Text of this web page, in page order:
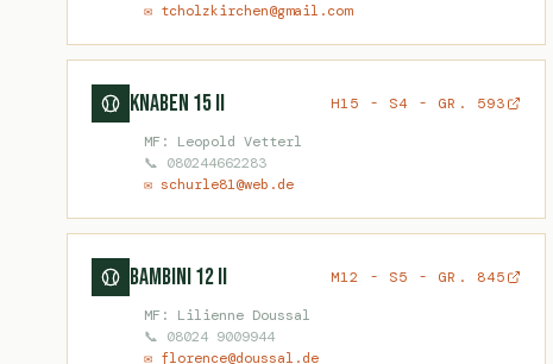
✉ tcholzkirchen@gmail.com
Knaben 15 II
H15 - S4 - GR. 593
MF: Leopold Vetterl
📞 080244662283
✉ schurle81@web.de
Bambini 12 II
M12 - S5 - GR. 845
MF: Lilienne Doussal
📞 08024 9009944
✉ florence@doussal.de